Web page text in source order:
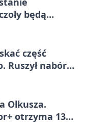
będą
część
Ruszył nabór
Olkusza.
otrzyma 134